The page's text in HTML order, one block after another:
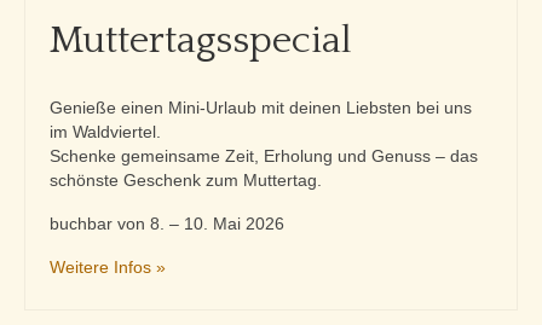
Muttertagsspecial
Genieße einen Mini-Urlaub mit deinen Liebsten bei uns
im Waldviertel.
Schenke gemeinsame Zeit, Erholung und Genuss – das
schönste Geschenk zum Muttertag.
buchbar von 8. – 10. Mai 2026
Weitere Infos »